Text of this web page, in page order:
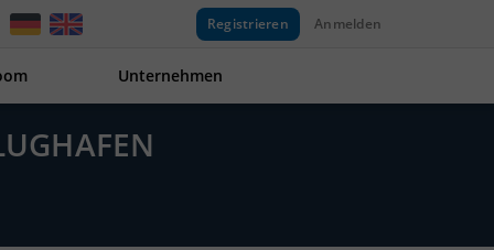
Registrieren Anmelden
Unternehmen